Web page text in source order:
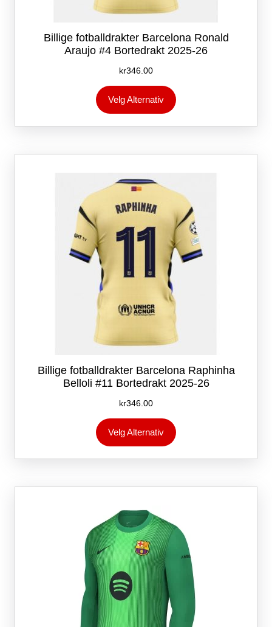
Billige fotballdrakter Barcelona Ronald
Araujo #4 Bortedrakt 2025-26
kr346.00
Velg Alternativ
produktet
flere
Alternativene
på
produktsiden
Billige fotballdrakter Barcelona Raphinha
Belloli #11 Bortedrakt 2025-26
kr346.00
Velg Alternativ
produktet
flere
Alternativene
på
produktsiden